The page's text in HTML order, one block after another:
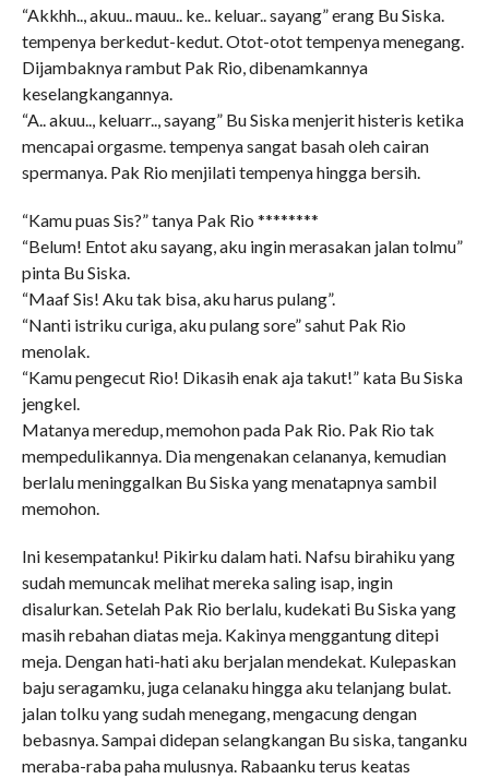
“Akkhh.., akuu.. mauu.. ke.. keluar.. sayang” erang Bu Siska.
tempenya berkedut-kedut. Otot-otot tempenya menegang.
Dijambaknya rambut Pak Rio, dibenamkannya
keselangkangannya.
“A.. akuu.., keluarr.., sayang” Bu Siska menjerit histeris ketika
mencapai orgasme. tempenya sangat basah oleh cairan
spermanya. Pak Rio menjilati tempenya hingga bersih.
“Kamu puas Sis?” tanya Pak Rio ********
“Belum! Entot aku sayang, aku ingin merasakan jalan tolmu”
pinta Bu Siska.
“Maaf Sis! Aku tak bisa, aku harus pulang”.
“Nanti istriku curiga, aku pulang sore” sahut Pak Rio
menolak.
“Kamu pengecut Rio! Dikasih enak aja takut!” kata Bu Siska
jengkel.
Matanya meredup, memohon pada Pak Rio. Pak Rio tak
mempedulikannya. Dia mengenakan celananya, kemudian
berlalu meninggalkan Bu Siska yang menatapnya sambil
memohon.
Ini kesempatanku! Pikirku dalam hati. Nafsu birahiku yang
sudah memuncak melihat mereka saling isap, ingin
disalurkan. Setelah Pak Rio berlalu, kudekati Bu Siska yang
masih rebahan diatas meja. Kakinya menggantung ditepi
meja. Dengan hati-hati aku berjalan mendekat. Kulepaskan
baju seragamku, juga celanaku hingga aku telanjang bulat.
jalan tolku yang sudah menegang, mengacung dengan
bebasnya. Sampai didepan selangkangan Bu siska, tanganku
meraba-raba paha mulusnya. Rabaanku terus keatas